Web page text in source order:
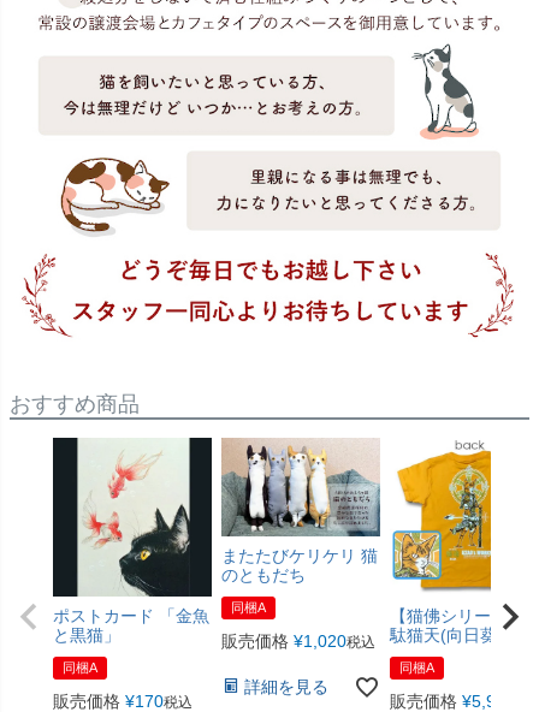
おすすめ商品
ポストカード 「金魚
と黒猫」
同梱A
販売価格 ¥170税込
またたびケリケリ 猫
のともだち
同梱A
販売価格 ¥1,020税込
詳細を見る
【猫佛シリーズ】
駄猫天(向日葵色)
同梱A
販売価格 ¥5,940